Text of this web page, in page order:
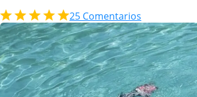
25 Comentarios